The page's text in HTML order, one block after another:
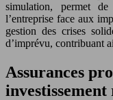
simulation, permet
l’entreprise face aux
gestion des crises
d’imprévu, contribuant
Assurances
investissement